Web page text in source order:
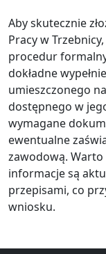
Aby skutecznie
Pracy w
procedur
dokładne
umieszczonego
dostępnego w
wymagane
ewentualne
zawodową.
informacje są
przepisami, co
wniosku.